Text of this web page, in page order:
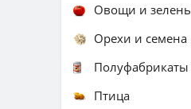
Овощи и зелень
Орехи и семена
Полуфабрикаты
Птица